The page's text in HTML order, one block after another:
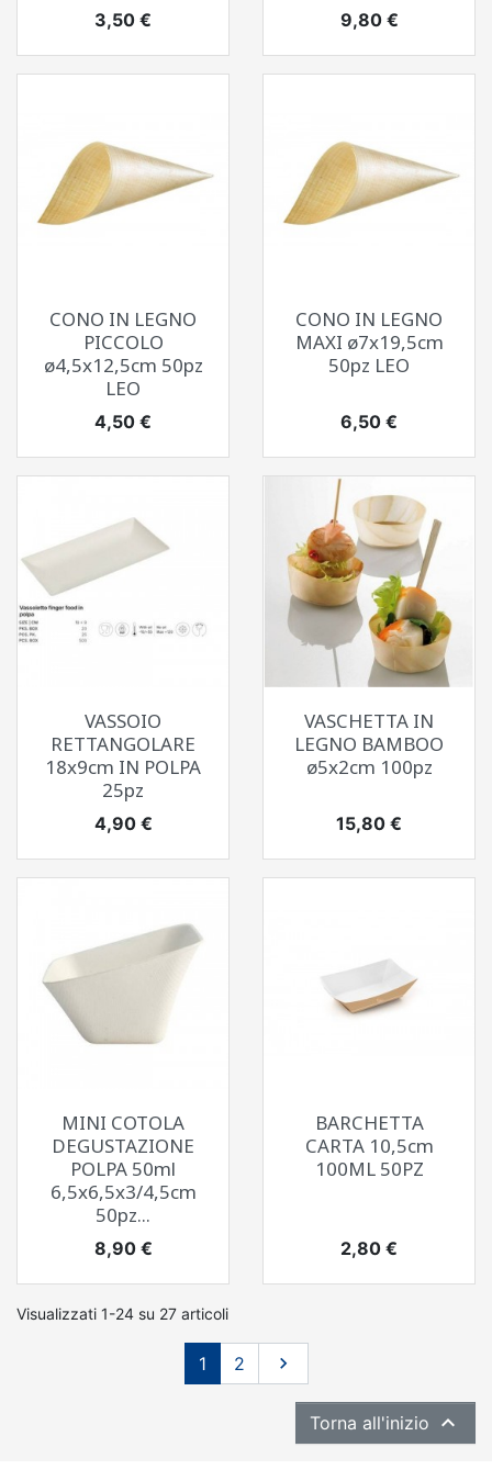
Prezzo
3,50 € Prezzo
9,80 €
CONO IN LEGNO
PICCOLO
ø4,5x12,5cm 50pz
LEO
Prezzo
4,50 €
CONO IN LEGNO
MAXI ø7x19,5cm
50pz LEO
Prezzo
6,50 €
VASSOIO
RETTANGOLARE
18x9cm IN POLPA
25pz
Prezzo
4,90 €
VASCHETTA IN
LEGNO BAMBOO
ø5x2cm 100pz
Prezzo
15,80 €
MINI COTOLA
DEGUSTAZIONE
POLPA 50ml
6,5x6,5x3/4,5cm
50pz...
Prezzo
8,90 €
BARCHETTA
CARTA 10,5cm
100ML 50PZ
Prezzo
2,80 €
Visualizzati 1-24 su 27 articoli
1 2 Successivo

Torna all'inizio 